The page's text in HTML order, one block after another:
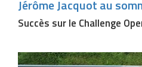
Jérôme Jacquot au
Succès sur le Challenge